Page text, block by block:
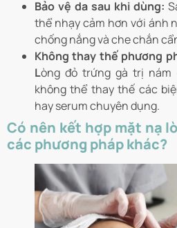
Bảo vệ da sau khi dùng:
thể nhạy cảm hơn với ánh
chống nắng và che chắn
Không thay thế phương
Lòng đỏ trứng gà trị
không thể thay thế các
hay serum chuyên dụng.
Có nên kết hợp mặt nạ
các phương pháp khác?